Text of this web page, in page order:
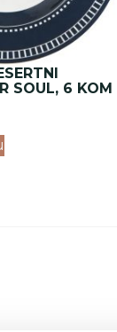
SOUL, 6 KOM